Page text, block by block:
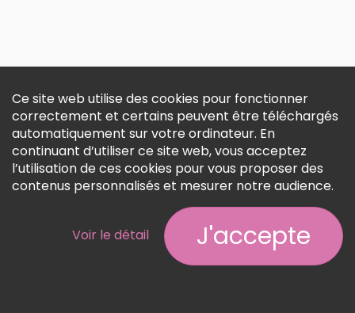
Ce site web utilise des cookies pour fonctionner
correctement et certains peuvent être téléchargés
automatiquement sur votre ordinateur. En
continuant d’utiliser ce site web, vous acceptez
l’utilisation de ces cookies pour vous proposer des
contenus personnalisés et mesurer notre audience.
Voir le détail J'accepte